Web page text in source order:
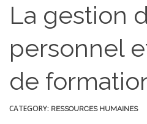
La gestion
personnel
de
CATEGORY: RESSOURCES HUMAINES